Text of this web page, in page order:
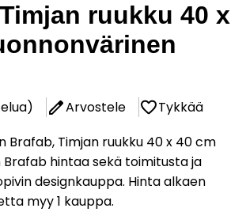
ruukku 40 x
Arvostele
Tykkää
Timjan ruukku 40 x 40 cm
hintaa sekä toimitusta ja
designkauppa. Hinta alkaen
myy 1 kauppa.